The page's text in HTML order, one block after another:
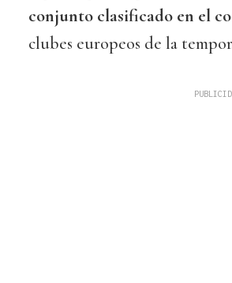
conjunto clasificado en el
clubes europeos de la